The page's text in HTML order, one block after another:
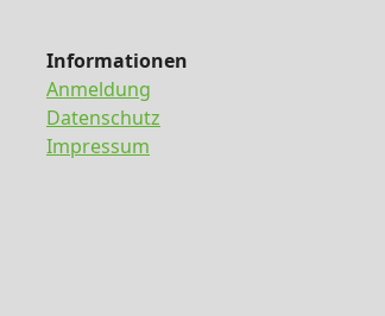
Informationen
Anmeldung
Datenschutz
Impressum